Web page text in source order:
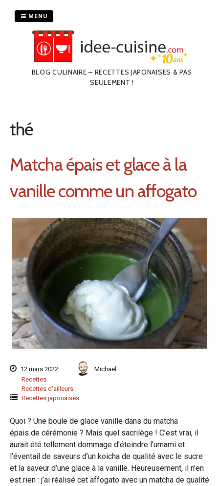
BLOG CULINAIRE – RECETTES JAPONAISES & PAS
SEULEMENT !
MENU
thé
Matcha épais et glace à la
vanille comme un affogato
12 mars 2022
Michaël
Recettes
Recettes d'ailleurs
Recettes japonaises
Quoi ? Une boule de glace vanille dans du matcha
épais de cérémonie ? Mais quel sacrilège ! C’est vrai, il
aurait été tellement dommage d’éteindre l’umami et
l’éventail de saveurs d’un koicha de qualité avec le sucre
et la saveur d’une glace à la vanille. Heureusement, il n’en
est rien : j’ai réalisé cet affogato avec un matcha de qualité